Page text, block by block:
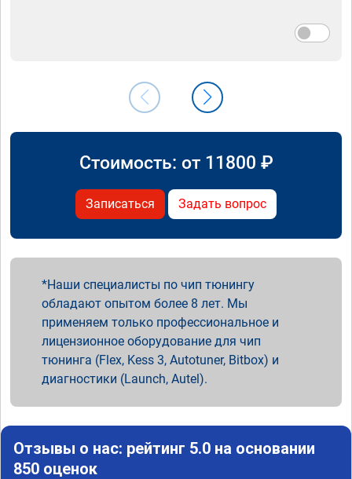
Стоимость: от 11800 ₽
Записаться Задать вопрос
Наши специалисты по чип тюнингу
обладают опытом более 8 лет. Мы
применяем только профессиональное и
лицензионное оборудование для чип
тюнинга (Flex, Kess 3, Autotuner, Bitbox) и
диагностики (Launch, Autel).
Отзывы о нас: рейтинг 5.0 на основании
850 оценок